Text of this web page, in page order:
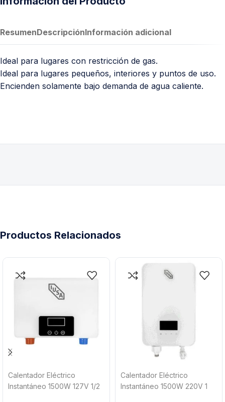
ResumenDescripciónInformación adicional
Ideal para lugares con restricción de gas.
Ideal para lugares pequeños, interiores y puntos de uso.
Encienden solamente bajo demanda de agua caliente.
Productos Relacionados
Calentador Eléctrico
Instantáneo 1500W 127V 1/2
Calentador Eléctrico
Instantáneo 1500W 220V 1